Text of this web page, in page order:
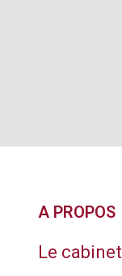
A PROPOS
Le cabinet